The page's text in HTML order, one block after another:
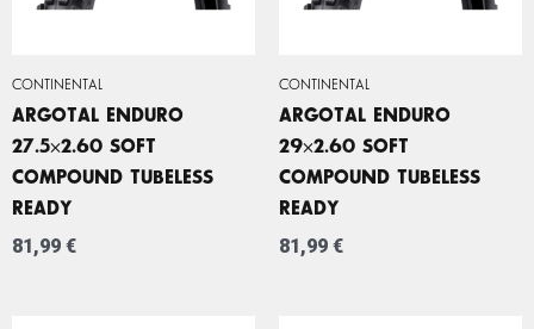
CONTINENTAL
ARGOTAL ENDURO
27.5×2.60 SOFT
COMPOUND TUBELESS
READY
81,99 €
CONTINENTAL
ARGOTAL ENDURO
29×2.60 SOFT
COMPOUND TUBELESS
READY
81,99 €